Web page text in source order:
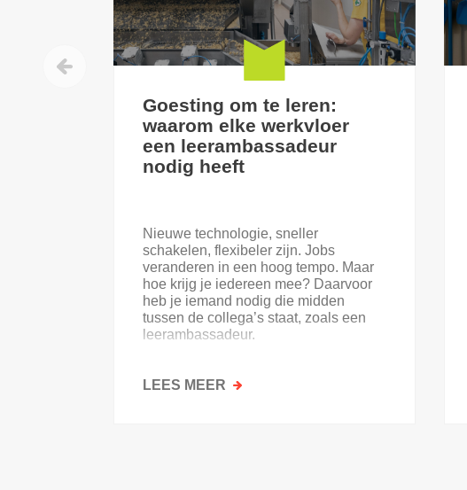
Goesting om te leren:
waarom elke werkvloer
een leerambassadeur
nodig heeft
Nieuwe technologie, sneller
schakelen, flexibeler zijn. Jobs
veranderen in een hoog tempo. Maar
hoe krijg je iedereen mee? Daarvoor
heb je iemand nodig die midden
tussen de collega’s staat, zoals een
leerambassadeur.
LEES MEER OVER